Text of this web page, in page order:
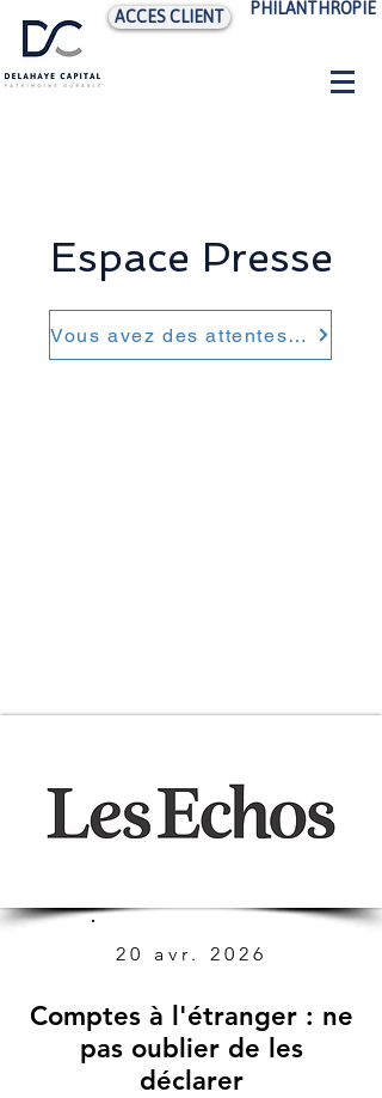
ACCES CLIENT PHILANTHROPIE
Espace Presse
Vous avez des attentes d'ordre patrimonial, contactez-nous
20 avr. 2026
Comptes à l'étranger : ne
pas oublier de les
déclarer